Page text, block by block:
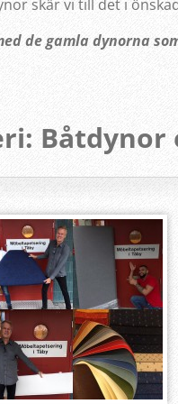
skär vi till det i
de gamla dynorna
Båtdynor